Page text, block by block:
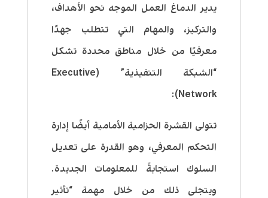
يدير الدماغ العمل الموجه نحو الأهداف،
والتركيز، والمهام التي تتطلب جهدًا
معرفيًا من خلال مناطق محددة تشكل
“الشبكة التنفيذية” (Executive
Network):
تتولى القشرة الحزامية الأمامية أيضًا إدارة
التحكم المعرفي، وهو القدرة على تعديل
السلوك استجابةً للمعلومات الجديدة.
ويتجلى ذلك من خلال مهمة “تأثير